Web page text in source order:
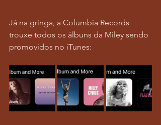
Já na gringa, a Columbia Records
trouxe todos os álbuns da Miley sendo
promovidos no iTunes: